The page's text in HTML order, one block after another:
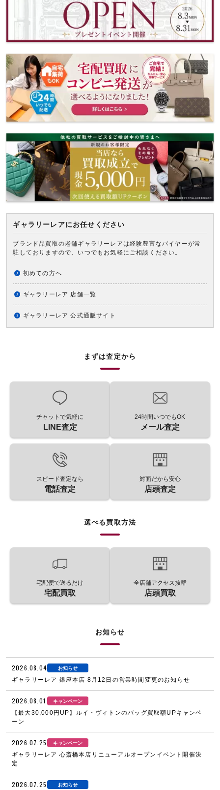
ギャラリーレアにお任せください
ブランド品買取の老舗ギャラリーレアは経験豊富なバイヤーが常
駐しておりますので、いつでもお気軽にご相談ください。
初めての方へ
ギャラリーレア 店舗一覧
ギャラリーレア 公式通販サイト
まずは査定から
チャットで気軽に
LINE査定
24時間いつでもOK
メール査定
スピード査定なら
電話査定
対面だから安心
店頭査定
選べる買取方法
宅配便で送るだけ
宅配買取
全店舗アクセス抜群
店頭買取
お知らせ
2026.08.04 お知らせ
ギャラリーレア 銀座本店 8月12日の営業時間変更のお知らせ
2026.08.01 キャンペーン
【最大30,000円UP】ルイ・ヴィトンのバッグ買取額UPキャンペ
ーン
2026.07.25 キャンペーン
ギャラリーレア 心斎橋本店リニューアルオープンイベント開催決
定
2026.07.25 お知らせ